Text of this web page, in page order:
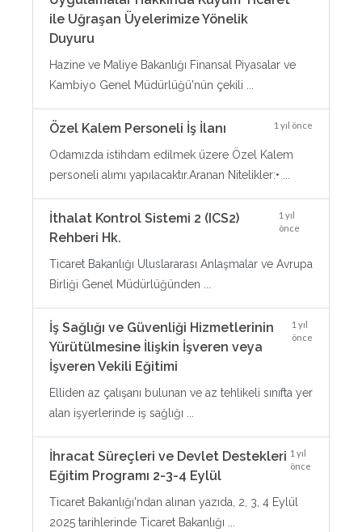
ile Uğraşan Üyelerimize Yönelik
Duyuru
Hazine ve Maliye Bakanlığı Finansal Piyasalar ve
Kambiyo Genel Müdürlüğü'nün çekili ...
Özel Kalem Personeli İş İlanı 1 yıl önce
Odamızda istihdam edilmek üzere Özel Kalem
personeli alımı yapılacaktır.Aranan Nitelikler:• ...
İthalat Kontrol Sistemi 2 (ICS2)
Rehberi Hk.
1 yıl
önce
Ticaret Bakanlığı Uluslararası Anlaşmalar ve Avrupa
Birliği Genel Müdürlüğünden ...
İş Sağlığı ve Güvenliği Hizmetlerinin
Yürütülmesine İlişkin İşveren veya
İşveren Vekili Eğitimi
1 yıl
önce
Elliden az çalışanı bulunan ve az tehlikeli sınıfta yer
alan işyerlerinde iş sağlığı ...
İhracat Süreçleri ve Devlet Destekleri
Eğitim Programı 2-3-4 Eylül
1 yıl
önce
Ticaret Bakanlığı'ndan alınan yazıda, 2, 3, 4 Eylül
2025 tarihlerinde Ticaret Bakanlığı ...